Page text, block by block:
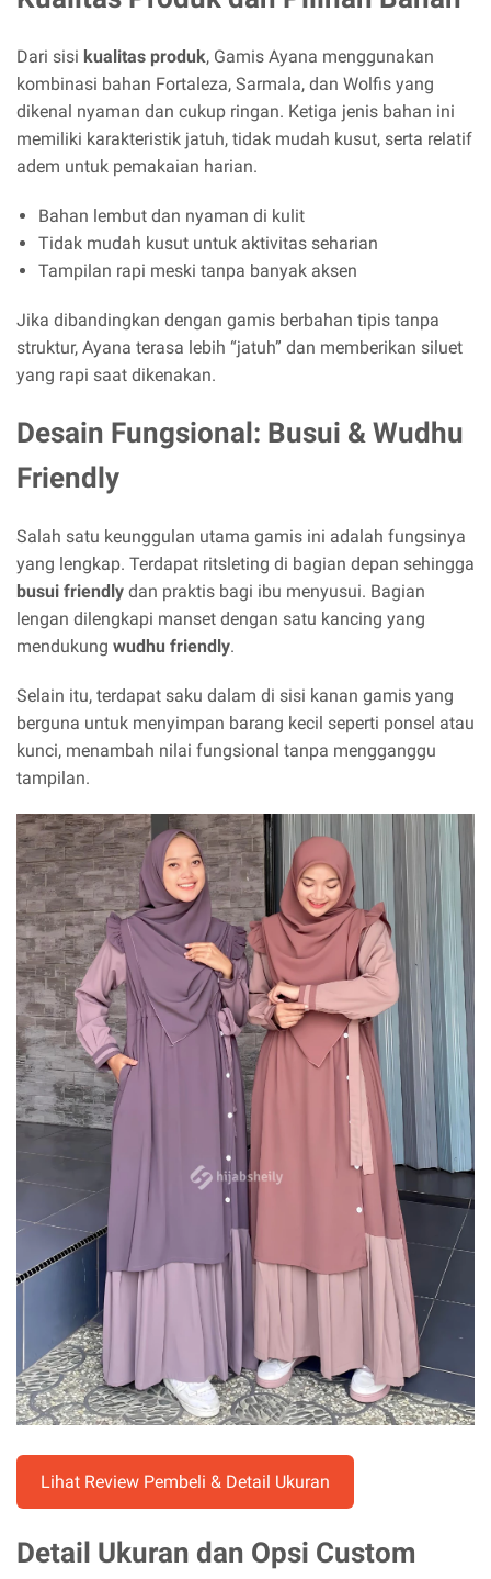
Dari sisi kualitas produk, Gamis Ayana menggunakan
kombinasi bahan Fortaleza, Sarmala, dan Wolfis yang
dikenal nyaman dan cukup ringan. Ketiga jenis bahan ini
memiliki karakteristik jatuh, tidak mudah kusut, serta relatif
adem untuk pemakaian harian.
Bahan lembut dan nyaman di kulit
Tidak mudah kusut untuk aktivitas seharian
Tampilan rapi meski tanpa banyak aksen
Jika dibandingkan dengan gamis berbahan tipis tanpa
struktur, Ayana terasa lebih “jatuh” dan memberikan siluet
yang rapi saat dikenakan.
Desain Fungsional: Busui & Wudhu
Friendly
Salah satu keunggulan utama gamis ini adalah fungsinya
yang lengkap. Terdapat ritsleting di bagian depan sehingga
busui friendly dan praktis bagi ibu menyusui. Bagian
lengan dilengkapi manset dengan satu kancing yang
mendukung wudhu friendly.
Selain itu, terdapat saku dalam di sisi kanan gamis yang
berguna untuk menyimpan barang kecil seperti ponsel atau
kunci, menambah nilai fungsional tanpa mengganggu
tampilan.
Lihat Review Pembeli & Detail Ukuran
Detail Ukuran dan Opsi Custom